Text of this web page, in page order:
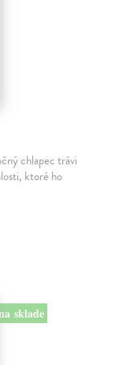
chlapec trávi
ktoré ho
sklade